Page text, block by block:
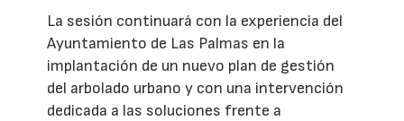
La sesión continuará con la experiencia del
Ayuntamiento de Las Palmas en la
implantación de un nuevo plan de gestión
del arbolado urbano y con una intervención
dedicada a las soluciones frente a